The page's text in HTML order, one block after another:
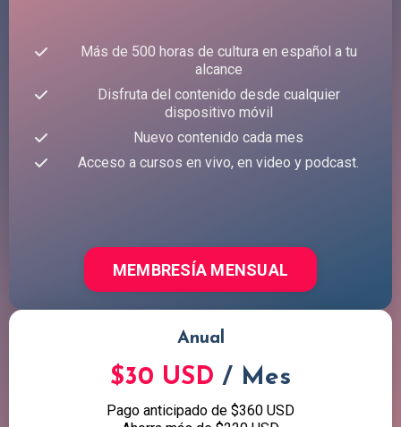
Más de 500 horas de cultura en español a tu
alcance
Disfruta del contenido desde cualquier
dispositivo móvil
Nuevo contenido cada mes
Acceso a cursos en vivo, en video y podcast.
MEMBRESÍA MENSUAL
Anual
$30 USD / Mes
Pago anticipado de $360 USD